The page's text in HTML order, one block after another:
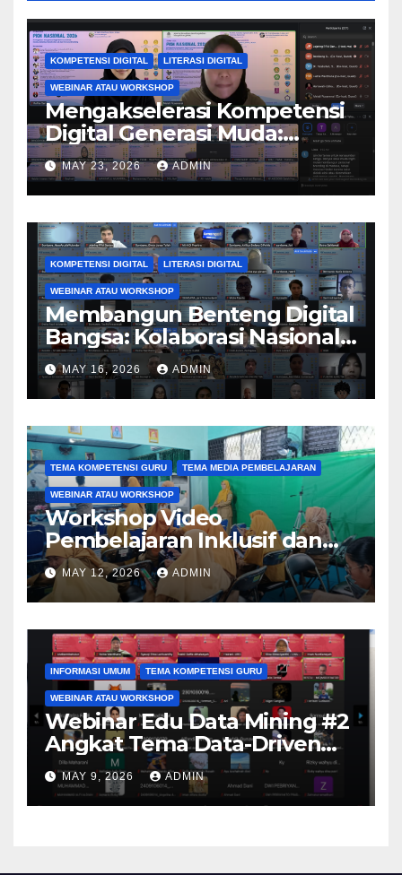
KOMPETENSI DIGITAL LITERASI DIGITAL
WEBINAR ATAU WORKSHOP
Mengakselerasi Kompetensi
Digital Generasi Muda:
Kolaborasi Nasional
Perguruan Tinggi Dorong
Kreativitas, AI, dan Personal
Branding melalui PkM 2026
MAY 23, 2026 ADMIN
KOMPETENSI DIGITAL LITERASI DIGITAL
WEBINAR ATAU WORKSHOP
Membangun Benteng Digital
Bangsa: Kolaborasi Nasional
Perguruan Tinggi
Tingkatkan Literasi dan
Keamanan Siber Generasi
Muda melalui Kegiatan PkM
MAY 16, 2026 ADMIN
TEMA KOMPETENSI GURU TEMA MEDIA PEMBELAJARAN
WEBINAR ATAU WORKSHOP
Workshop Video
Pembelajaran Inklusif dan
Aksesibel Angkat
Pengembangan Media
Adaptif Berbasis Canva di
SKH Negeri 01 Kabupaten
Tangerang
MAY 12, 2026 ADMIN
INFORMASI UMUM TEMA KOMPETENSI GURU
WEBINAR ATAU WORKSHOP
Webinar Edu Data Mining #2
Angkat Tema Data-Driven
Learning Analytics
MAY 9, 2026 ADMIN